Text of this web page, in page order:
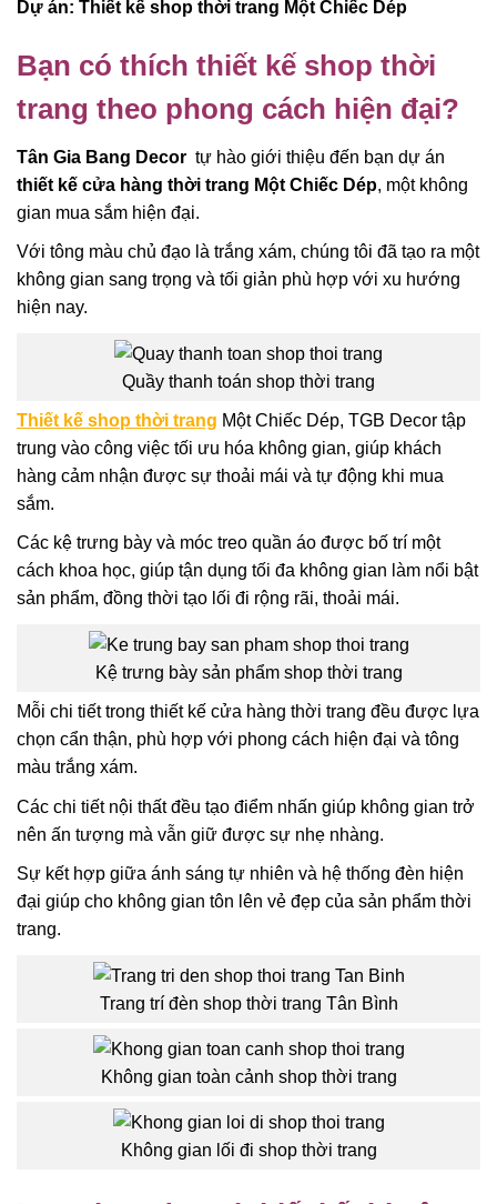
Dự án: Thiết kế shop thời trang Một Chiếc Dép
Bạn có thích thiết kế shop thời
trang theo phong cách hiện đại?
Tân Gia Bang Decor tự hào giới thiệu đến bạn dự án
thiết kế cửa hàng thời trang Một Chiếc Dép, một không
gian mua sắm hiện đại.
Với tông màu chủ đạo là trắng xám, chúng tôi đã tạo ra một
không gian sang trọng và tối giản phù hợp với xu hướng
hiện nay.
Quầy thanh toán shop thời trang
Thiết kế shop thời trang Một Chiếc Dép, TGB Decor tập
trung vào công việc tối ưu hóa không gian, giúp khách
hàng cảm nhận được sự thoải mái và tự động khi mua
sắm.
Các kệ trưng bày và móc treo quần áo được bố trí một
cách khoa học, giúp tận dụng tối đa không gian làm nổi bật
sản phẩm, đồng thời tạo lối đi rộng rãi, thoải mái.
Kệ trưng bày sản phẩm shop thời trang
Mỗi chi tiết trong thiết kế cửa hàng thời trang đều được lựa
chọn cẩn thận, phù hợp với phong cách hiện đại và tông
màu trắng xám.
Các chi tiết nội thất đều tạo điểm nhấn giúp không gian trở
nên ấn tượng mà vẫn giữ được sự nhẹ nhàng.
Sự kết hợp giữa ánh sáng tự nhiên và hệ thống đèn hiện
đại giúp cho không gian tôn lên vẻ đẹp của sản phẩm thời
trang.
Trang trí đèn shop thời trang Tân Bình
Không gian toàn cảnh shop thời trang
Không gian lối đi shop thời trang